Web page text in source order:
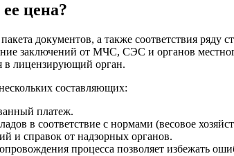
цена?
документов, а также соответствия
заключений от МЧС, СЭС и органов
в лицензирующий орган.
составляющих:
платеж.
в соответствие с нормами (весовое
и справок от надзорных органов.
процесса позволяет избежать